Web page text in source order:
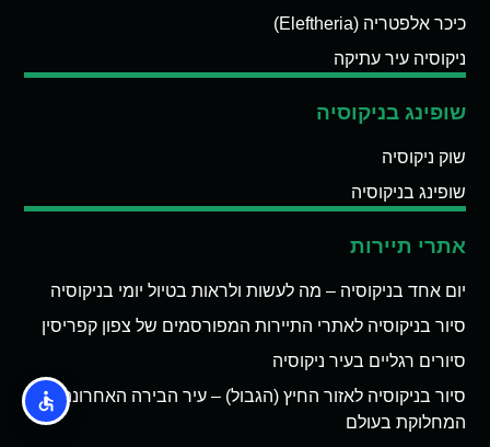
כיכר אלפטריה (Eleftheria)
ניקוסיה עיר עתיקה
שופינג בניקוסיה
שוק ניקוסיה
שופינג בניקוסיה
אתרי תיירות
יום אחד בניקוסיה – מה לעשות ולראות בטיול יומי בניקוסיה
סיור בניקוסיה לאתרי התיירות המפורסמים של צפון קפריסין
סיורים רגליים בעיר ניקוסיה
סיור בניקוסיה לאזור החיץ (הגבול) – עיר הבירה האחרונה
המחלוקת בעולם